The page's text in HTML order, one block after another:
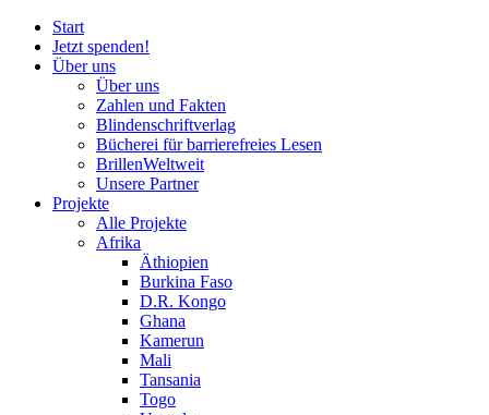
Start
Jetzt spenden!
Über uns
Über uns
Zahlen und Fakten
Blindenschriftverlag
Bücherei fürbarrierefreies Lesen
BrillenWeltweit
Unsere Partner
Projekte
Alle Projekte
Afrika
Äthiopien
Burkina Faso
D.R. Kongo
Ghana
Kamerun
Mali
Tansania
Togo